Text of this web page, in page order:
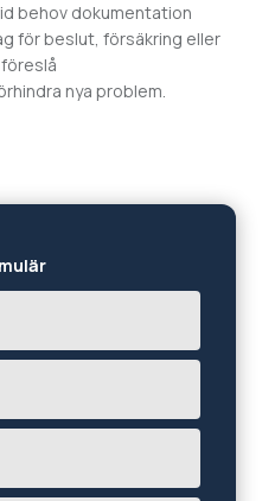
behov dokumentation
för beslut, försäkring eller
nya problem.